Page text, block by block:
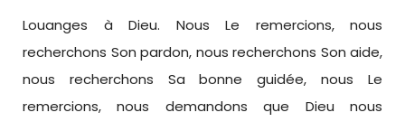
Louanges à Dieu. Nous Le remercions, nous
recherchons Son pardon, nous recherchons Son aide,
nous recherchons Sa bonne guidée, nous Le
remercions, nous demandons que Dieu nous